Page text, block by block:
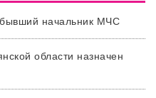
начальник МЧС
области назначен